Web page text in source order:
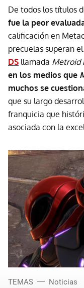
De todos los títulos
fue la peor
calificación en
precuelas superan
DS llamada Metroid
en los medios que
muchos se
que su largo
franquicia que
asociada con la
TEMAS Noticias